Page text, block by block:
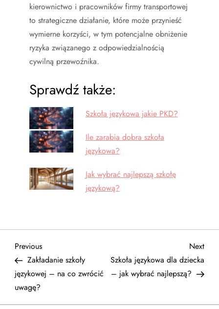
kierownictwo i pracowników firmy transportowej
to strategiczne działanie, które może przynieść
wymierne korzyści, w tym potencjalne obniżenie
ryzyka związanego z odpowiedzialnością
cywilną przewoźnika.
Sprawdź także:
Szkoła językowa jakie PKD?
Ile zarabia dobra szkoła
językowa?
Jak wybrać najlepszą szkołę
językową?
N
a
w
Previous
Post
Previous
Zakładanie szkoły
językowej – na co zwrócić
uwagę?
Next
Next
Szkoła językowa dla dziecka
– jak wybrać najlepszą?